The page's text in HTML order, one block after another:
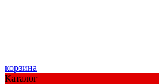
корзина
Каталог